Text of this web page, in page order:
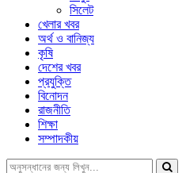
সিলেট
খেলার খবর
অর্থ ও বানিজ্য
কৃষি
দেশের খবর
প্রযুক্তি
বিনোদন
রাজনীতি
শিক্ষা
সম্পাদকীয়